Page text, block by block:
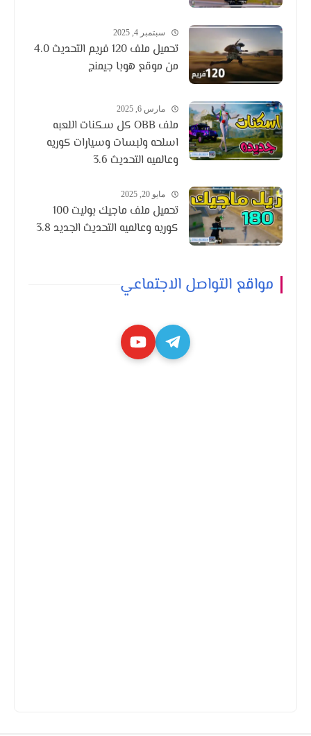
سبتمبر 4, 2025
تحميل ملف 120 فريم التحديث 4.0
من موقع هوبا جيمنج
مارس 6, 2025
ملف OBB كل سكنات اللعبه
اسلحه ولبسات وسيارات كوريه
وعالميه التحديث 3.6
مايو 20, 2025
تحميل ملف ماجيك بوليت 100
كوريه وعالميه التحديث الجديد 3.8
مواقع التواصل الاجتماعي